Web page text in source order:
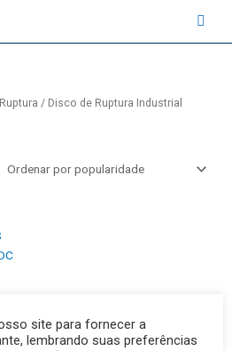
/ Disco de Ruptura Industrial
site para fornecer a
lembrando suas preferências